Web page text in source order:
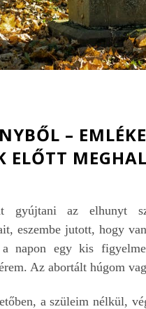
–
ELŐTT
gyújtani az elhunyt
eszembe jutott, hogy
a napon egy kis
Az abortált húgom
a szüleim nélkül,